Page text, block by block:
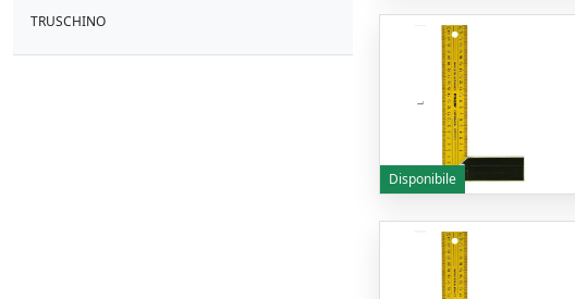
TRUSCHINO
Disponibile